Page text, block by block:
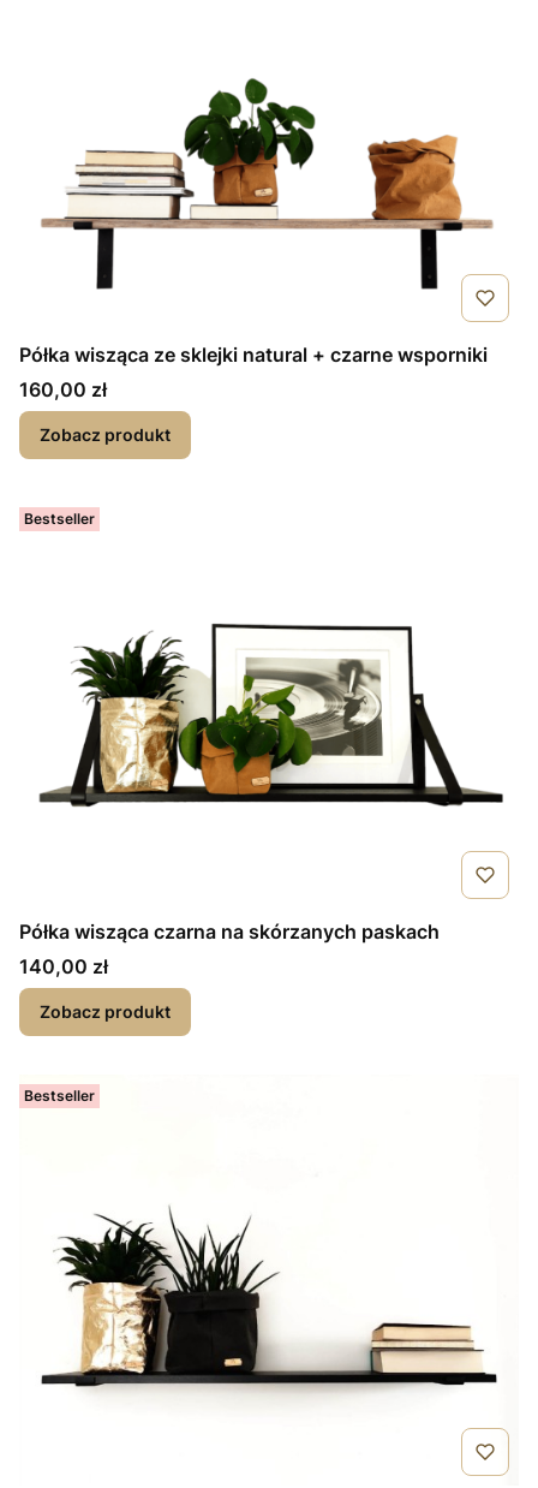
Półka wisząca ze sklejki natural + czarne wsporniki
Cena
160,00 zł
Zobacz produkt
Bestseller
Półka wisząca czarna na skórzanych paskach
Cena
140,00 zł
Zobacz produkt
Bestseller